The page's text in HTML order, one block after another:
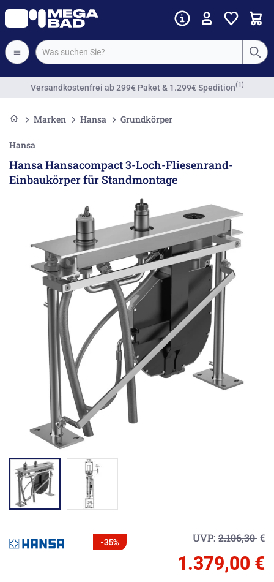
Vorkassenrabatt
Marken Hansa Grundkörper
Hansa
Hansa Hansacompact 3-Loch-Fliesenrand-
Einbaukörper für Standmontage
-35% UVP: 2.106,30€
1.379,00 €